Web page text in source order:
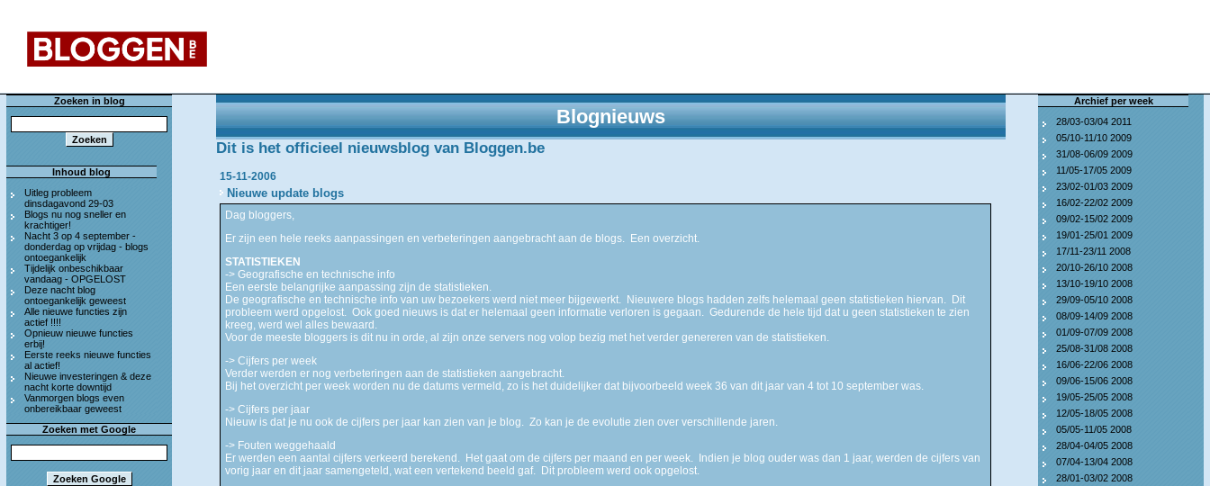
Zoeken in blog
Inhoud blog
Uitleg probleem
dinsdagavond 29-03
Blogs nu nog sneller en
krachtiger!
Nacht 3 op 4 september -
donderdag op vrijdag - blogs
ontoegankelijk
Tijdelijk onbeschikbaar
vandaag - OPGELOST
Deze nacht blog
ontoegankelijk geweest
Alle nieuwe functies zijn
actief !!!!
Opnieuw nieuwe functies
erbij!
Eerste reeks nieuwe functies
al actief!
Nieuwe investeringen & deze
nacht korte downtijd
Vanmorgen blogs even
onbereikbaar geweest
Zoeken met Google
Blognieuws
Dit is het officieel nieuwsblog van Bloggen.be
15-11-2006
Nieuwe update blogs
Dag bloggers,
Er zijn een hele reeks aanpassingen en verbeteringen aangebracht aan de blogs. Een overzicht.
STATISTIEKEN
-> Geografische en technische info
Een eerste belangrijke aanpassing zijn de statistieken.
De geografische en technische info van uw bezoekers werd niet meer bijgewerkt. Nieuwere blogs hadden zelfs helemaal geen statistieken hiervan. Dit
probleem werd opgelost. Ook goed nieuws is dat er helemaal geen informatie verloren is gegaan. Gedurende de hele tijd dat u geen statistieken te zien
kreeg, werd wel alles bewaard.
Voor de meeste bloggers is dit nu in orde, al zijn onze servers nog volop bezig met het verder genereren van de statistieken.
-> Cijfers per week
Verder werden er nog verbeteringen aan de statistieken aangebracht.
Bij het overzicht per week worden nu de datums vermeld, zo is het duidelijker dat bijvoorbeeld week 36 van dit jaar van 4 tot 10 september was.
-> Cijfers per jaar
Nieuw is dat je nu ook de cijfers per jaar kan zien van je blog. Zo kan je de evolutie zien over verschillende jaren.
-> Fouten weggehaald
Er werden een aantal cijfers verkeerd berekend. Het gaat om de cijfers per maand en per week. Indien je blog ouder was dan 1 jaar, werden de cijfers van
vorig jaar en dit jaar samengeteld, wat een vertekend beeld gaf. Dit probleem werd ook opgelost.
Archief per week
28/03-03/04 2011
05/10-11/10 2009
31/08-06/09 2009
11/05-17/05 2009
23/02-01/03 2009
16/02-22/02 2009
09/02-15/02 2009
19/01-25/01 2009
17/11-23/11 2008
20/10-26/10 2008
13/10-19/10 2008
29/09-05/10 2008
08/09-14/09 2008
01/09-07/09 2008
25/08-31/08 2008
16/06-22/06 2008
09/06-15/06 2008
19/05-25/05 2008
12/05-18/05 2008
05/05-11/05 2008
28/04-04/05 2008
07/04-13/04 2008
28/01-03/02 2008